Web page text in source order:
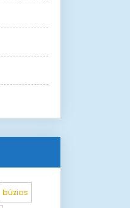
búzios